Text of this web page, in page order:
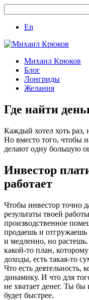
En
Михаил Крюков
Блог
Лонгриды
Желания
Где найти
Каждый хотел хоть раз,
Но вместо того, чтобы
делают одну большую
Инвестор
работает
Чтобы инвестор точно
результаты твоей
производственное
продаешь и отгружаешь
и медленно, но
какой-то план,
доходы, есть такая-то
Что есть деятельность,
динамику. И что для
не хватает денег. Ты
будет быстрее.